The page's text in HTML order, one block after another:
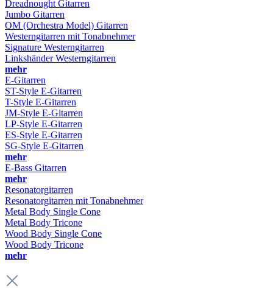
Dreadnought Gitarren
Jumbo Gitarren
OM (Orchestra Model) Gitarren
Westerngitarren mit Tonabnehmer
Signature Westerngitarren
Linkshänder Westerngitarren
mehr
E-Gitarren
ST-Style E-Gitarren
T-Style E-Gitarren
JM-Style E-Gitarren
LP-Style E-Gitarren
ES-Style E-Gitarren
SG-Style E-Gitarren
mehr
E-Bass Gitarren
mehr
Resonatorgitarren
Resonatorgitarren mit Tonabnehmer
Metal Body Single Cone
Metal Body Tricone
Wood Body Single Cone
Wood Body Tricone
mehr